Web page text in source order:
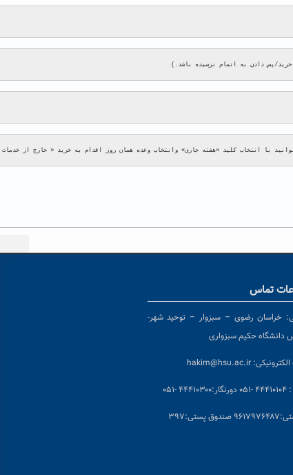
پس دادن به اتمام نرسیده باشد.)
تماس
خراسان رضوی – سبزوار – توحید شهر-
دانشگاه حکیم سبزواری
hakim@hsu.ac.ir
دورنگار:۴۴۴۱۰۳۰۰ -۰۵۱
صندوق پستی:۳۹۷